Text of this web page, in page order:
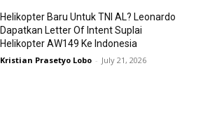
Helikopter Baru Untuk TNI AL? Leonardo
Dapatkan Letter Of Intent Suplai
Helikopter AW149 Ke Indonesia
Kristian Prasetyo Lobo - July 21, 2026